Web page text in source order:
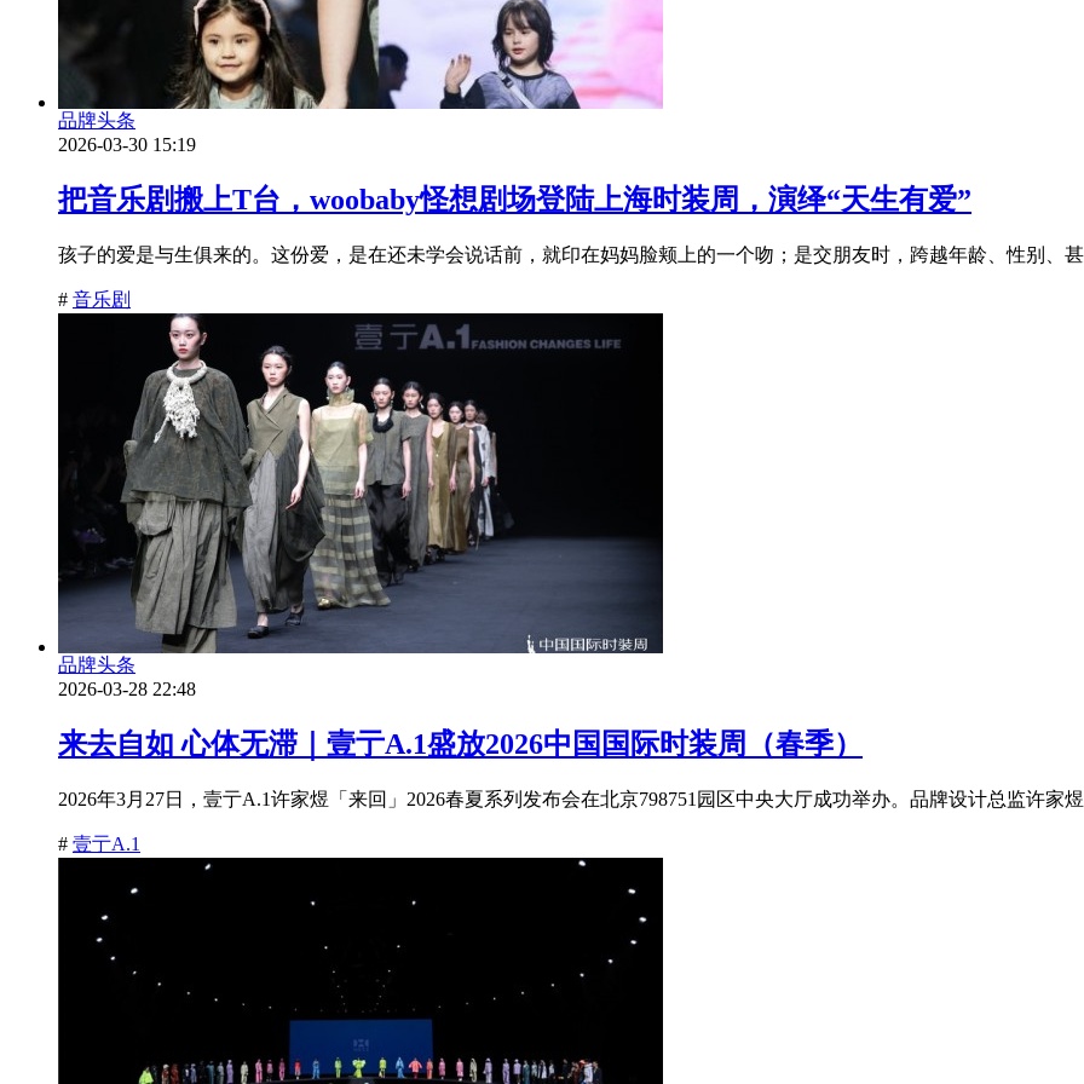
品牌头条
2026-03-30 15:19
把音乐剧搬上T台，woobaby怪想剧场登陆上海时装周，演绎“天生有爱”
孩子的爱是与生俱来的。这份爱，是在还未学会说话前，就印在妈妈脸颊上的一个吻；是交朋友时，跨越年龄、性别、
# 音乐剧
品牌头条
2026-03-28 22:48
来去自如 心体无滞｜壹亍A.1盛放2026中国国际时装周（春季）
2026年3月27日，壹亍A.1许家煜「来回」2026春夏系列发布会在北京798751园区中央大厅成功举办。品牌设计总监许家
# 壹亍A.1